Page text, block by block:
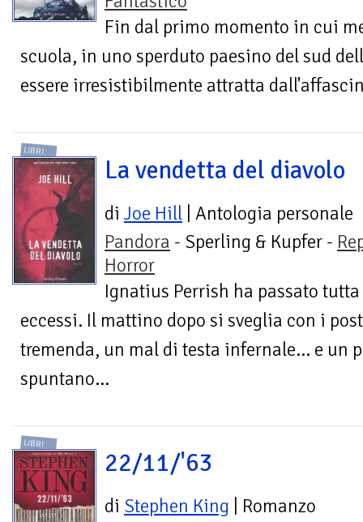
Fin dal primo momento in cui
scuola, in uno sperduto paesino del sud
essere irresistibilmente attratta
LIBRI
La vendetta del diavolo
di Joe Hill | Antologia personale
Pandora - Sperling & Kupfer -
Horror
Ignatius Perrish ha passato
eccessi. Il mattino dopo si sveglia con i
tremenda, un mal di testa infernale... e un
spuntano...
LIBRI
22/11/'63
di Stephen King | Romanzo